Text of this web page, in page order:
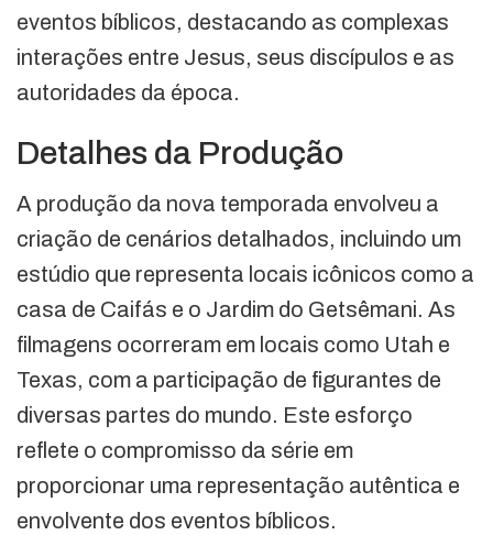
eventos bíblicos, destacando as complexas
interações entre Jesus, seus discípulos e as
autoridades da época.
Detalhes da Produção
A produção da nova temporada envolveu a
criação de cenários detalhados, incluindo um
estúdio que representa locais icônicos como a
casa de Caifás e o Jardim do Getsêmani. As
filmagens ocorreram em locais como Utah e
Texas, com a participação de figurantes de
diversas partes do mundo. Este esforço
reflete o compromisso da série em
proporcionar uma representação autêntica e
envolvente dos eventos bíblicos.